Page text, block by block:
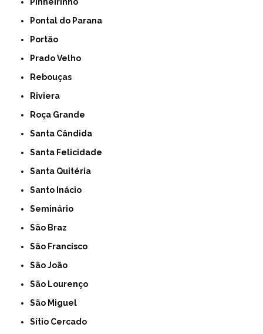
Pontal do Parana
Portão
Prado Velho
Rebouças
Riviera
Roça Grande
Santa Cândida
Santa Felicidade
Santa Quitéria
Santo Inácio
Seminário
São Braz
São Francisco
São João
São Lourenço
São Miguel
Sítio Cercado